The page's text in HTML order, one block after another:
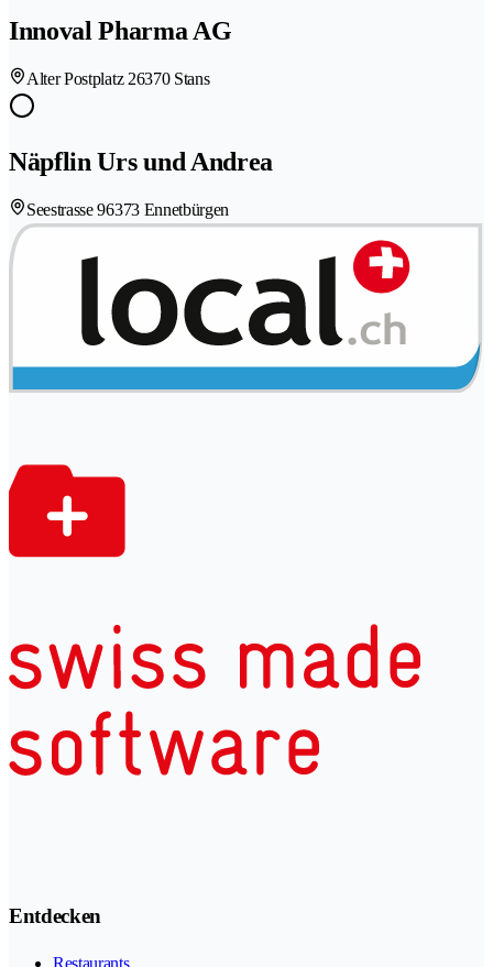
Innoval Pharma AG
Alter Postplatz 26370 Stans
Näpflin Urs und Andrea
Seestrasse 96373 Ennetbürgen
Entdecken